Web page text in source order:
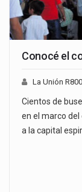
Conocé el
La Unión
Cientos de
en el marco
a la capital